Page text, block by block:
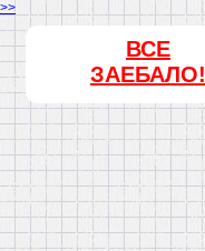
>>
ВСЕ
ЗАЕБАЛО!